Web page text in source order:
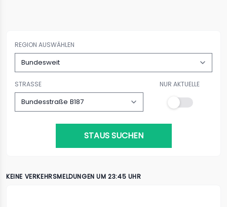
REGION AUSWÄHLEN
STRASSE NUR AKTUELLE
STAUS SUCHEN
KEINE VERKEHRSMELDUNGEN UM 23:45 UHR